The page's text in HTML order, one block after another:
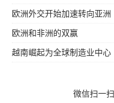
欧洲外交开始加速转向亚洲
欧洲和非洲的双赢
越南崛起为全球制造业中心
微信扫一